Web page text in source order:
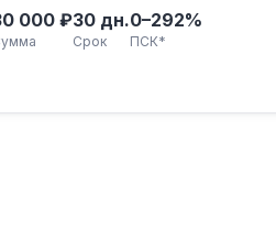
000 ₽30 дн.
Срок
0–292%
ПСК*